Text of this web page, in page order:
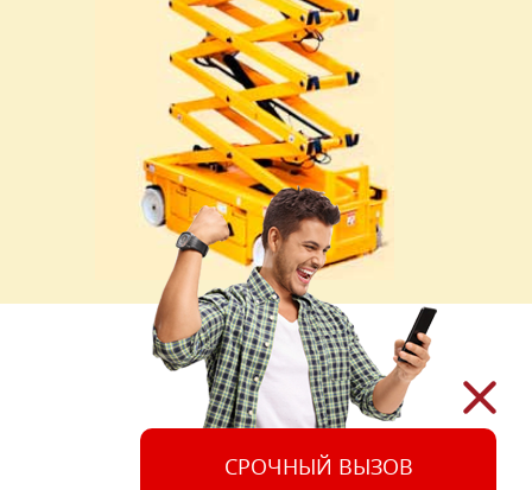
СРОЧНЫЙ ВЫЗОВ